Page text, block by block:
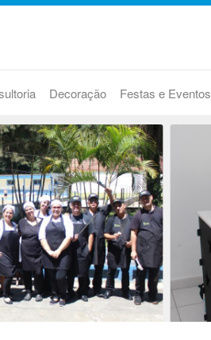
Decoração Festas e Eventos